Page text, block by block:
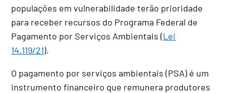
populações em vulnerabilidade terão prioridade
para receber recursos do Programa Federal de
Pagamento por Serviços Ambientais (Lei
14.119/21).
O pagamento por serviços ambientais (PSA) é um
instrumento financeiro que remunera produtores